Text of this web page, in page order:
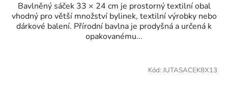
Bavlněný sáček 33 × 24 cm je prostorný textilní obal
vhodný pro větší množství bylinek, textilní výrobky nebo
dárkové balení. Přírodní bavlna je prodyšná a určená k
opakovanému...
Kód: JUTASACEK8X13